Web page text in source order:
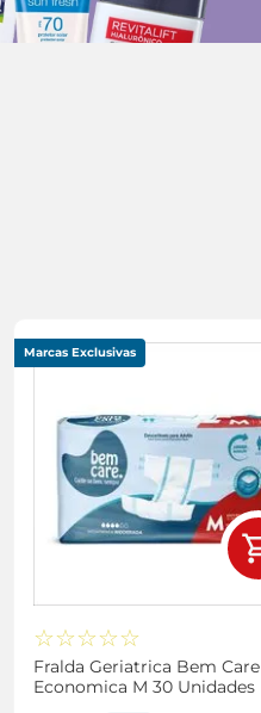
Marcas Exclusivas
☆☆☆☆☆
Fralda Geriatrica Bem Care
Economica M 30 Unidades